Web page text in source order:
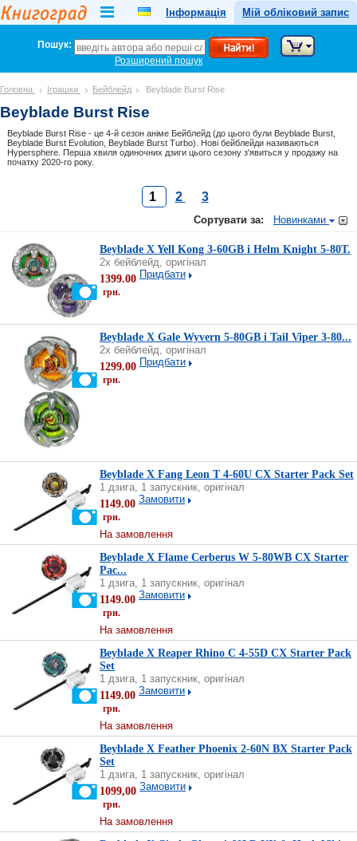
Інформація Мій обліковий запис
Пошук:
Розширений пошук
Головна Іграшки Бейблейд Beyblade Burst Rise
Beyblade Burst Rise
Beyblade Burst Rise - це 4-й сезон аніме Бейблейд (до цього були Beyblade Burst,
Beyblade Burst Evolution, Beyblade Burst Turbo). Нові бейблейди називаються
Hypersphere. Перша хвиля одиночних дзиги цього сезону з'явиться у продажу на
початку 2020-го року.
1 2 3
Сортувати за: Новинками
Beyblade X Yell Kong 3-60GB і Helm Knight 5-80T.
2х бейблейд, оригінал
1399.00
грн.
Придбати
Beyblade X Gale Wyvern 5-80GB і Tail Viper 3-80...
2х бейблейд, оригінал
1299.00
грн.
Придбати
Beyblade X Fang Leon T 4-60U CX Starter Pack Set
1 дзига, 1 запускник, оригінал
1149.00
грн.
Замовити
На замовлення
Beyblade X Flame Cerberus W 5-80WB CX Starter
Pac...
1 дзига, 1 запускник, оригінал
1149.00
грн.
Замовити
На замовлення
Beyblade X Reaper Rhino C 4-55D CX Starter Pack
Set
1 дзига, 1 запускник, оригінал
1149.00
грн.
Замовити
На замовлення
Beyblade X Feather Phoenix 2-60N BX Starter Pack
Set
1 дзига, 1 запускник, оригінал
1099,00
грн.
Замовити
На замовлення